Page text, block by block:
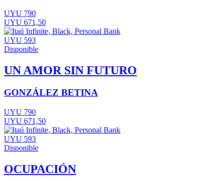
UYU 790
UYU 671,50
UYU 593
Disponible
UN AMOR SIN FUTURO
GONZÁLEZ BETINA
UYU 790
UYU 671,50
UYU 593
Disponible
OCUPACIÓN